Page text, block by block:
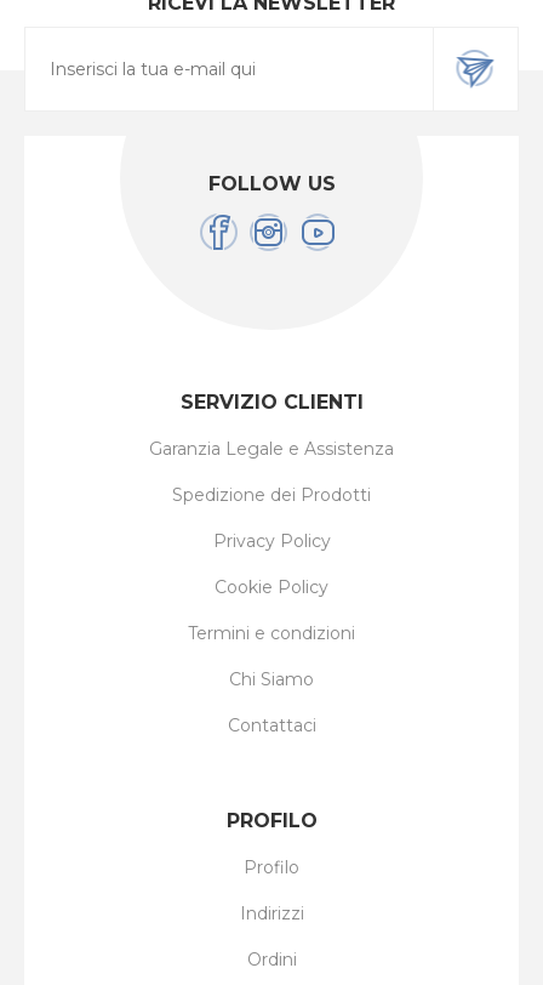
FOLLOW US
SERVIZIO CLIENTI
Garanzia Legale e Assistenza
Spedizione dei Prodotti
Privacy Policy
Cookie Policy
Termini e condizioni
Chi Siamo
Contattaci
PROFILO
Profilo
Indirizzi
Ordini